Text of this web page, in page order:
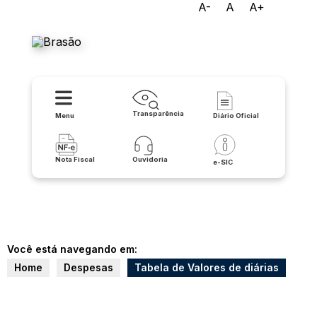
A- A A+
Menu Transparência Diário Oficial
Nota Fiscal Ouvidoria e-SIC
Você está navegando em:
Home
Despesas Tabela de Valores de diárias